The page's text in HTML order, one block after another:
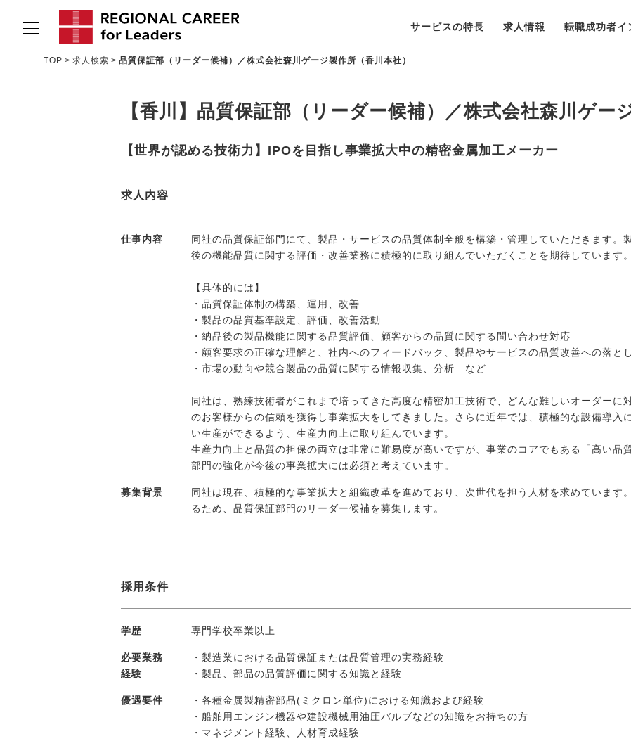
サービスの特長 求人情報 転職成功者イ
コンサルタント情報
今すぐ転職をお考えの方
中長期で転職をお考えの方
TOP 求人検索 品質保証部（リーダー候補）／株式会社森川ゲージ製作所（香川本社）
【香川】品質保証部（リーダー候補）／株式会社森川ゲー
【世界が認める技術力】IPOを目指し事業拡大中の精密金属加工メーカー
求人内容
仕事内容
同社の品質保証部門にて、製品・サービスの品質体制全般を構築・管理していただきます。
後の機能品質に関する評価・改善業務に積極的に取り組んでいただくことを期待しています。
【具体的には】
・品質保証体制の構築、運用、改善
・製品の品質基準設定、評価、改善活動
・納品後の製品機能に関する品質評価、顧客からの品質に関する問い合わせ対応
・顧客要求の正確な理解と、社内へのフィードバック、製品やサービスの品質改善への落と
・市場の動向や競合製品の品質に関する情報収集、分析 など
同社は、熟練技術者がこれまで培ってきた高度な精密加工技術で、どんな難しいオーダーに
のお客様からの信頼を獲得し事業拡大をしてきました。さらに近年では、積極的な設備導入
い生産ができるよう、生産力向上に取り組んでいます。
生産力向上と品質の担保の両立は非常に難易度が高いですが、事業のコアでもある「高い品
部門の強化が今後の事業拡大には必須と考えています。
募集背景
同社は現在、積極的な事業拡大と組織改革を進めており、次世代を担う人材を求めています
るため、品質保証部門のリーダー候補を募集します。
採用条件
学歴 専門学校卒業以上
必要業務
経験
・製造業における品質保証または品質管理の実務経験
・製品、部品の品質評価に関する知識と経験
優遇要件
・各種金属製精密部品(ミクロン単位)における知識および経験
・船舶用エンジン機器や建設機械用油圧バルブなどの知識をお持ちの方
・マネジメント経験、人材育成経験